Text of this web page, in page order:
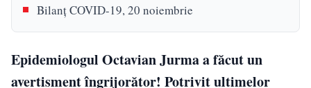
Bilanț COVID-19, 20 noiembrie
Epidemiologul Octavian Jurma a făcut un
avertisment îngrijorător! Potrivit ultimelor